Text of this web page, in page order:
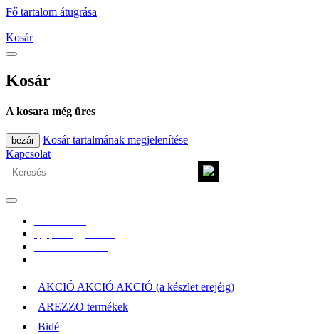
Fő tartalom átugrása
Kosár
Kosár
A kosara még üres
bezár
Kosár tartalmának megjelenítése
Kapcsolat
AKCIÓ AKCIÓ AKCIÓ (a készlet erejéig)
AREZZO termékek
Bidé